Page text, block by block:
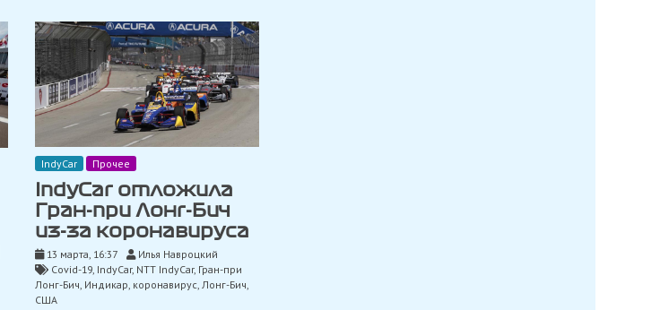
IndyCar Прочее
IndyCar отложила
Гран-при Лонг-Бич
из-за коронавируса
13 марта, 16:37
Илья Навроцкий
Covid-19, IndyCar, NTT IndyCar, Гран-при
Лонг-Бич, Индикар, коронавирус, Лонг-Бич,
США